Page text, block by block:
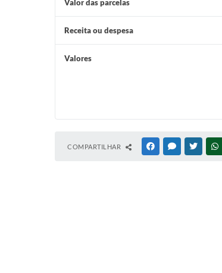
Valor das parcelas
Receita ou despesa
Valores
COMPARTILHAR FACEBOOKMESSENGER